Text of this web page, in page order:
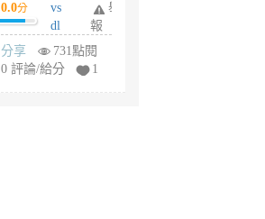
月
前
0.0分
vs
dl
sq
fy
舉
報
分享
731點閱
0 評論/給分
1